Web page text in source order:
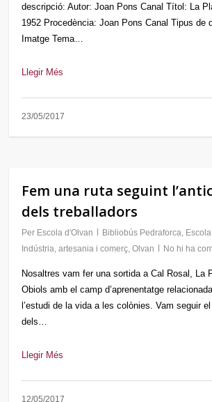
descripció: Autor: Joan Pons Canal Títol: La
1952 Procedència: Joan Pons Canal Tipus de
Imatge Tema…
Llegir Més
23/05/2017
Fem una ruta seguint
dels treballadors
Per Escola d'Olvan Bibliobús Pedraforca,
Indústria, artesania i comerç, Olvan No hi ha
Nosaltres vam fer una sortida a Cal Rosal, La
Obiols amb el camp d’aprenentatge
l’estudi de la vida a les colònies. Vam seguir
dels…
Llegir Més
12/05/2017